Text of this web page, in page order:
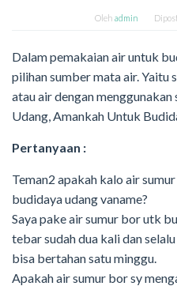
Oleh admin
Dalam pemakaian air untuk
pilihan sumber mata air. Yaitu
atau air dengan
Udang, Amankah Untuk
Pertanyaan :
Teman2 apakah kalo air
budidaya udang vaname?
Saya pake air sumur bor utk
tebar sudah dua kali dan
bisa bertahan satu minggu.
Apakah air sumur bor sy